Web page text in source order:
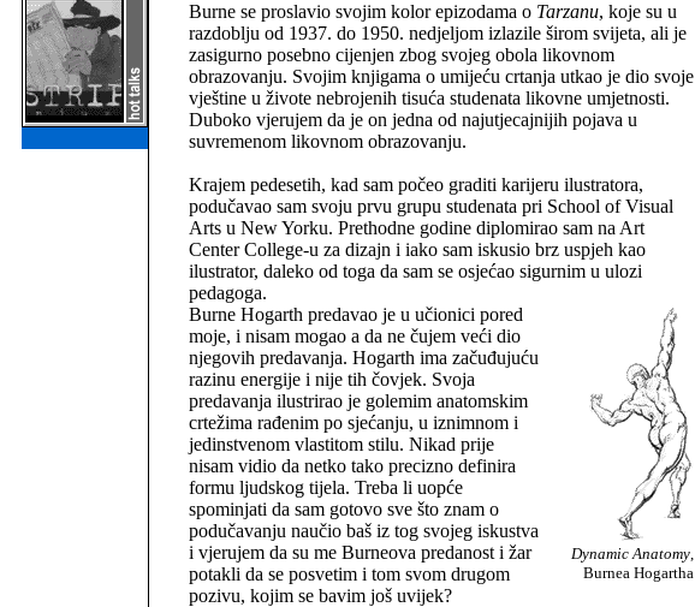
Burne se proslavio svojim kolor epizodama o Tarzanu, koje su u
razdoblju od 1937. do 1950. nedjeljom izlazile širom svijeta, ali je
zasigurno posebno cijenjen zbog svojeg obola likovnom
obrazovanju. Svojim knjigama o umijeću crtanja utkao je dio svoje
vještine u živote nebrojenih tisuća studenata likovne umjetnosti.
Duboko vjerujem da je on jedna od najutjecajnijih pojava u
suvremenom likovnom obrazovanju.
Krajem pedesetih, kad sam počeo graditi karijeru ilustratora,
podučavao sam svoju prvu grupu studenata pri School of Visual
Arts u New Yorku. Prethodne godine diplomirao sam na Art
Center College-u za dizajn i iako sam iskusio brz uspjeh kao
ilustrator, daleko od toga da sam se osjećao sigurnim u ulozi
pedagoga.
Burne Hogarth predavao je u učionici pored
moje, i nisam mogao a da ne čujem veći dio
njegovih predavanja. Hogarth ima začuđujuću
razinu energije i nije tih čovjek. Svoja
predavanja ilustrirao je golemim anatomskim
crtežima rađenim po sjećanju, u iznimnom i
jedinstvenom vlastitom stilu. Nikad prije
nisam vidio da netko tako precizno definira
formu ljudskog tijela. Treba li uopće
spominjati da sam gotovo sve što znam o
podučavanju naučio baš iz tog svojeg iskustva
i vjerujem da su me Burneova predanost i žar
potakli da se posvetim i tom svom drugom
pozivu, kojim se bavim još uvijek?
Dynamic Anatomy,
Burnea Hogartha